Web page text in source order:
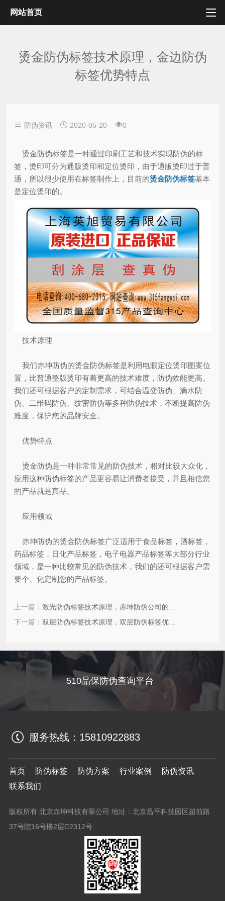
网站首页
烫金防伪标签技术原理，金边防伪
标签优势特点
防伪资讯 2020-05-20 0
烫金防伪标签是一种通过印刷工艺和技术实现防伪的标
签，烫印可分为通版烫印和定位烫印，由于通版烫印过于普
通，所以很少使用在标签制作上，目前的烫金防伪标签基本
是定位烫印的。
技术原理
我们赤坤防伪的烫金防伪标签是利用电眼定位烫印图案位
置，比普通整版烫印有着更高的技术难度，防伪效能更高。
我们还可根据客户的定制需求，可结合温变防伪、滴水防
伪、二维码防伪、纹密防伪等多种防伪技术，不断提高防伪
难度，保护您的品牌安全。
优势特点
烫金防伪是一种非常常见的防伪技术，相对比较大众化，
应用这种防伪标签的产品更容易让消费者接受，并且相信您
的产品就是真品。
应用领域
赤坤防伪的烫金防伪标签广泛适用于食品标签，酒标签，
药品标签，日化产品标签，电子电器产品标签等大部分行业
领域，是一种比较常见的防伪技术，我们的还可根据客户需
要个、化定制您的产品标签。
上一篇：
下一篇：
510品保防伪查询平台
服务热线： 15810922883
首页 防伪标签 防伪方案 行业案例
防伪资讯
联系我们
版权所有 北京赤坤科技有限公司 地址：北京昌平科技园区超前路
37号院16号楼2层C2312号